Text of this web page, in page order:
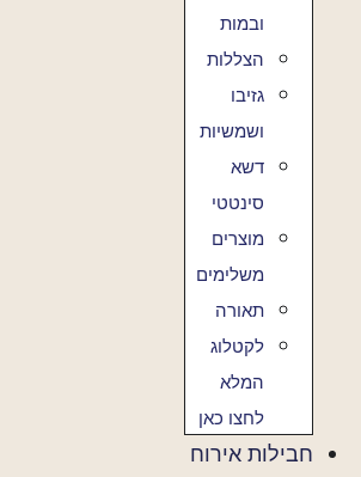
ובמות
הצללות
גזיבו
ושמשיות
דשא
סינטטי
מוצרים
משלימים
תאורה
לקטלוג
המלא
לחצו כאן
חבילות אירוח